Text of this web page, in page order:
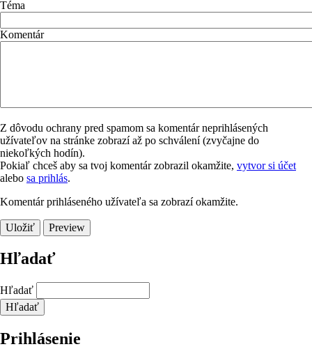
Téma
Komentár
Z dôvodu ochrany pred spamom sa komentár neprihlásených
užívateľov na stránke zobrazí až po schválení (zvyčajne do
niekoľkých hodín).
Pokiaľ chceš aby sa tvoj komentár zobrazil okamžite, vytvor si účet
alebo sa prihlás.
Komentár prihláseného užívateľa sa zobrazí okamžite.
Hľadať
Hľadať
Prihlásenie